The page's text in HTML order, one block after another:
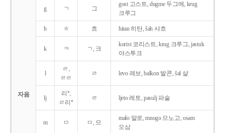
자음
g ㄱ 그
gost 고스트, dugme 두그메, krug
크루그
h ㅎ 흐 hitan 히탄, šah 샤흐
k ㅋ ㄱ, 크
korist 코리스트, krug 크루그, jastuk
야스투크
l
ㄹ,
ㄹㄹ
ㄹ levo 레보, balkon 발콘, šal 샬
lj
리*,
ㄹ리*
ㄹ ljeto 레토, pasulj 파술
m ㅁ ㅁ, 므
malo 말로, mnogo 므노고, osam
오삼